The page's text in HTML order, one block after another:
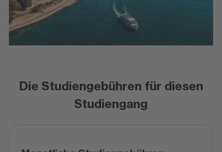
Die Studiengebühren für diesen
Studiengang